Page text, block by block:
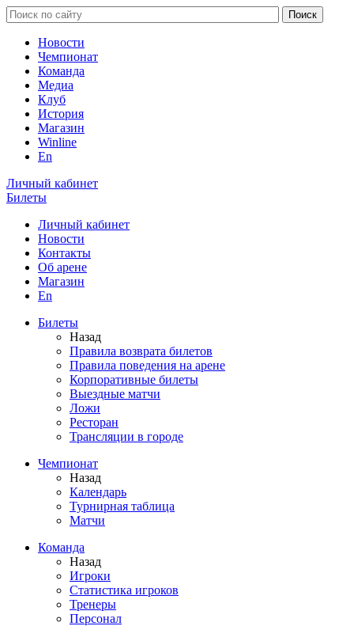
Новости
Чемпионат
Команда
Медиа
Клуб
История
Магазин
Winline
En
Личный кабинет
Билеты
Личный кабинет
Новости
Контакты
Об арене
Магазин
En
Билеты
Назад
Правила возврата билетов
Правила поведения на арене
Корпоративные билеты
Выездные матчи
Ложи
Ресторан
Трансляции в городе
Чемпионат
Назад
Календарь
Турнирная таблица
Матчи
Команда
Назад
Игроки
Статистика игроков
Тренеры
Персонал